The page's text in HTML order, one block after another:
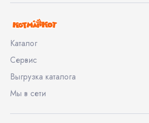
Каталог
Сервис
Выгрузка каталога
Мы в сети